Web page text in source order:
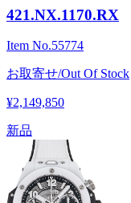
421.NX.1170.RX
Item No.55774
お取寄せ/Out Of Stock
¥2,149,850
新品